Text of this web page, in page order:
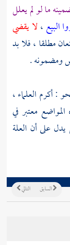
ما لو لم يعلل
البيع ،لا يقضي
مطلقا ، فلا بد
ومضمونه .
: أكرم العلماء ،
معتبر في
على أن العلة
التالي السابق